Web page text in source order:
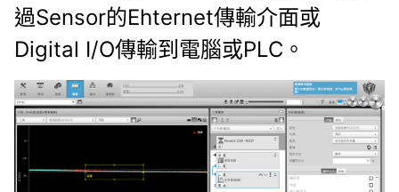
過Sensor的Ehternet傳輸介面或
Digital I/O傳輸到電腦或PLC。